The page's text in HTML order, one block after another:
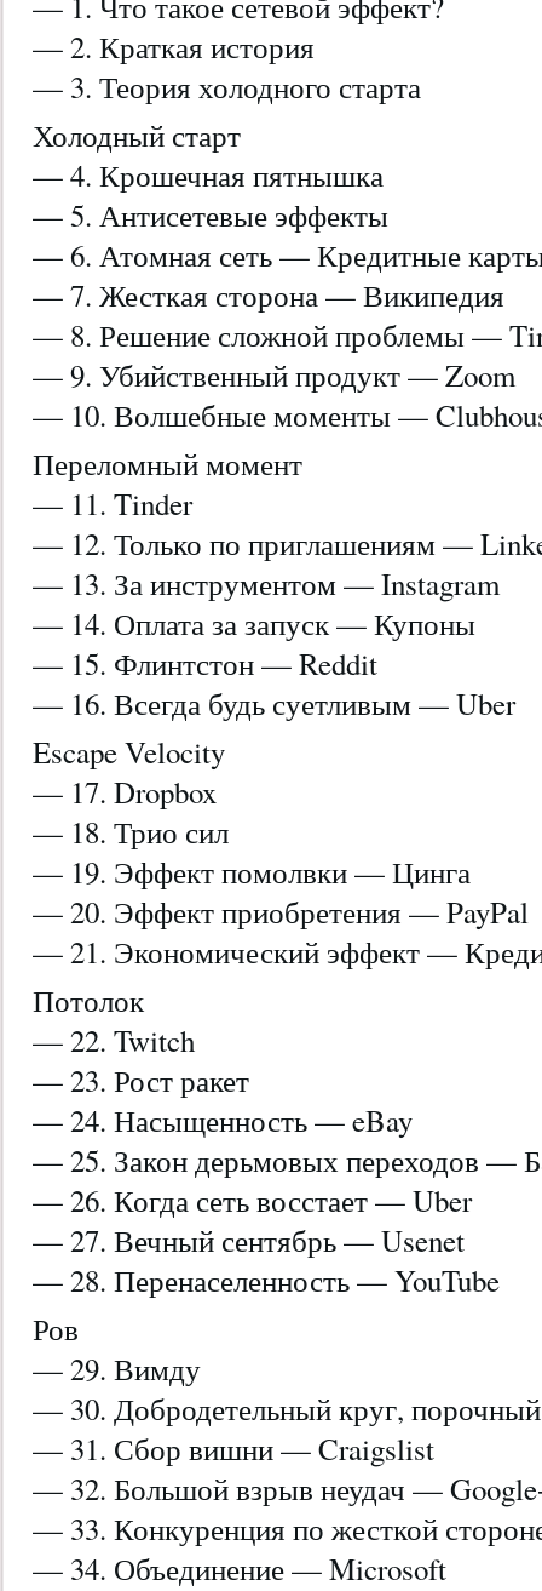
— 2. Краткая история
— 3. Теория холодного старта
Холодный старт
— 4. Крошечная пятнышка
— 5. Антисетевые эффекты
— 6. Атомная сеть — Кредитные
— 7. Жесткая сторона — Википедия
— 8. Решение сложной проблемы —
— 9. Убийственный продукт — Zoom
— 10. Волшебные моменты —
Переломный момент
— 11. Tinder
— 12. Только по приглашениям —
— 13. За инструментом — Instagram
— 14. Оплата за запуск — Купоны
— 15. Флинтстон — Reddit
— 16. Всегда будь суетливым — Uber
Escape Velocity
— 17. Dropbox
— 18. Трио сил
— 19. Эффект помолвки — Цинга
— 20. Эффект приобретения — PayPal
— 21. Экономический эффект —
Потолок
— 22. Twitch
— 23. Рост ракет
— 24. Насыщенность — eBay
— 25. Закон дерьмовых переходов —
— 26. Когда сеть восстает — Uber
— 27. Вечный сентябрь — Usenet
— 28. Перенаселенность — YouTube
Ров
— 29. Вимду
— 30. Добродетельный круг,
— 31. Сбор вишни — Craigslist
— 32. Большой взрыв неудач —
— 33. Конкуренция по жесткой
— 34. Объединение — Microsoft